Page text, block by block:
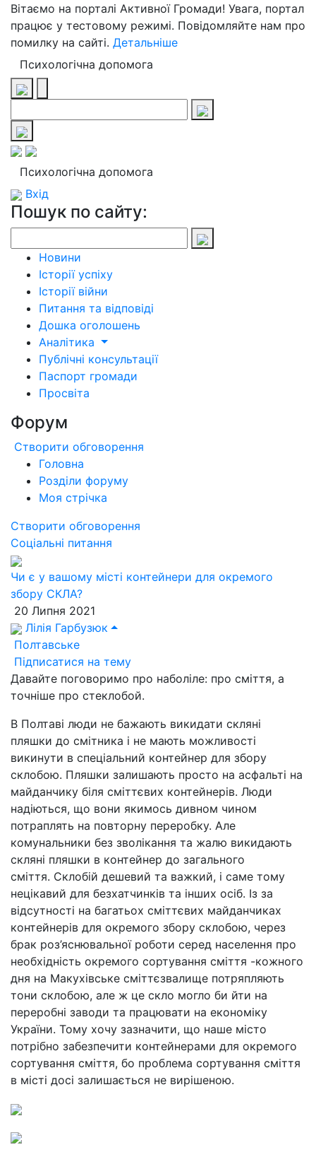
Вітаємо на порталі Активної Громади! Увага, портал
працює у тестовому режимі. Повідомляйте нам про
помилку на сайті. Детальніше
Психологічна допомога
Психологічна допомога
Вхід
Пошук по сайту:
Новини
Історії успіху
Історії війни
Питання та відповіді
Дошка оголошень
Аналітика
Публічні консультації
Паспорт громади
Просвіта
Форум
Створити обговорення
Головна
Розділи форуму
Моя стрічка
Створити обговорення
Соціальні питання
Чи є у вашому місті контейнери для окремого
збору СКЛА?
20 Липня 2021
Лілія Гарбузюк
Полтавське
Підписатися на тему
Давайте поговоримо про наболіле: про сміття, а
точніше про стеклобой.
В Полтаві люди не бажають викидати скляні
пляшки до смітника і не мають можливості
викинути в спеціальний контейнер для збору
склобою. Пляшки залишають просто на асфальті на
майданчику біля сміттєвих контейнерів. Люди
надіються, що вони якимось дивном чином
потраплять на повторну переробку. Але
комунальники без зволікання та жалю викидають
скляні пляшки в контейнер до загального
сміття. Склобій дешевий та важкий, і саме тому
нецікавий для безхатчинків та інших осіб. Із за
відсутності на багатьох сміттєвих майданчиках
контейнерів для окремого збору склобою, через
брак роз’яснювальної роботи серед населення про
необхідність окремого сортування сміття -кожного
дня на Макухівське сміттєзвалище потряпляють
тони склобою, але ж це скло могло би йти на
переробні заводи та працювати на економіку
України. Тому хочу зазначити, що наше місто
потрібно забезпечити контейнерами для окремого
сортування сміття, бо проблема сортування сміття
в місті досі залишається не вирішеною.